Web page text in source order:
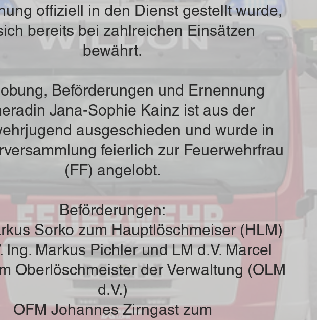
offiziell in den Dienst gestellt wurde,
bereits bei zahlreichen Einsätzen
bewährt.
Beförderungen und Ernennung
Jana-Sophie Kainz ist aus der
ausgeschieden und wurde in
feierlich zur Feuerwehrfrau
(FF) angelobt.
Beförderungen:
Sorko zum Hauptlöschmeiser (HLM)
Ing. Markus Pichler und LM d.V. Marcel
Oberlöschmeister der Verwaltung (OLM
d.V.)
OFM Johannes Zirngast zum